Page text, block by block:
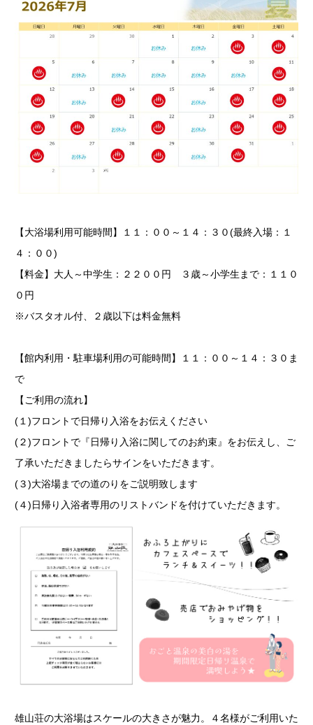
【大浴場利用可能時間】１１：００～１４：３０(最終入場：１
４：００)
【料金】大人～中学生：２２００円 ３歳～小学生まで：１１０
０円
※バスタオル付、２歳以下は料金無料
【館内利用・駐車場利用の可能時間】１１：００～１４：３０ま
で
【ご利用の流れ】
(１)フロントで日帰り入浴をお伝えください
(２)フロントで『日帰り入浴に関してのお約束』をお伝えし、ご
了承いただきましたらサインをいただきます。
(３)大浴場までの道のりをご説明致します
(４)日帰り入浴者専用のリストバンドを付けていただきます。
雄山荘の大浴場はスケールの大きさが魅力。４名様がご利用いた